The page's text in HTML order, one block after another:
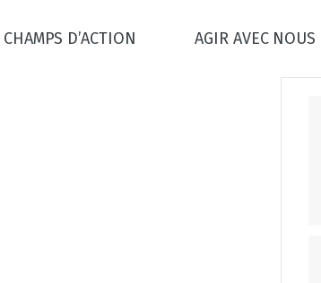
CHAMPS D’ACTION AGIR AVEC NOUS